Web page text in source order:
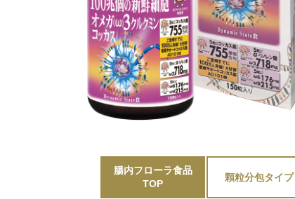
腸内フローラ食品
TOP
顆粒分包タイプ